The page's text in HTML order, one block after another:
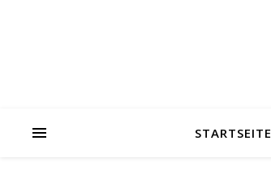
STARTSEITE